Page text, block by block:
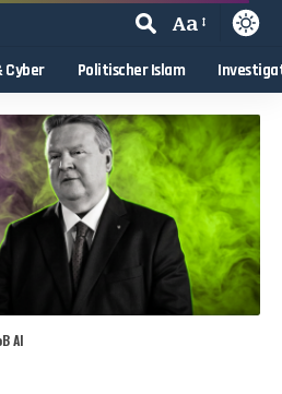
Aa
Cyber Politischer Islam
AI